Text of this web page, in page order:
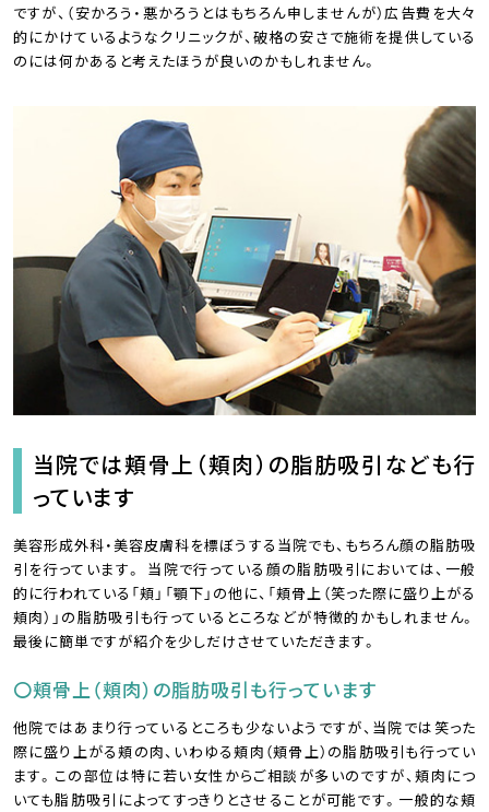
ですが、（安かろう・悪かろうとはもちろん申しませんが）広告費を大々
的にかけているようなクリニックが、破格の安さで施術を提供している
のには何かあると考えたほうが良いのかもしれません。
当院では頬骨上（頬肉）の脂肪吸引なども行
っています
美容形成外科・美容皮膚科を標ぼうする当院でも、もちろん顔の脂肪吸
引を行っています。 当院で行っている顔の脂肪吸引においては、一般
的に行われている「頬」「顎下」の他に、「頬骨上（笑った際に盛り上がる
頬肉）」の脂肪吸引も行っているところなどが特徴的かもしれません。
最後に簡単ですが紹介を少しだけさせていただきます。
〇頬骨上（頬肉）の脂肪吸引も行っています
他院ではあまり行っているところも少ないようですが、当院では笑った
際に盛り上がる頬の肉、いわゆる頬肉（頬骨上）の脂肪吸引も行ってい
ます。この部位は特に若い女性からご相談が多いのですが、頬肉につ
いても脂肪吸引によってすっきりとさせることが可能です。一般的な頬